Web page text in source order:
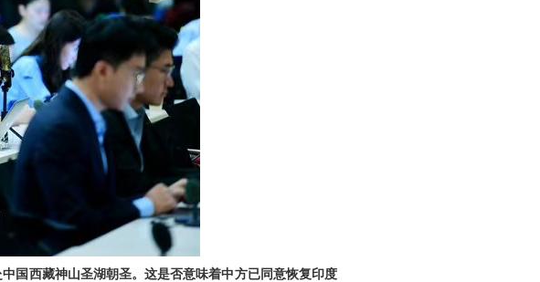
国西藏神山圣湖朝圣。这是否意味着中方已同意恢复印度